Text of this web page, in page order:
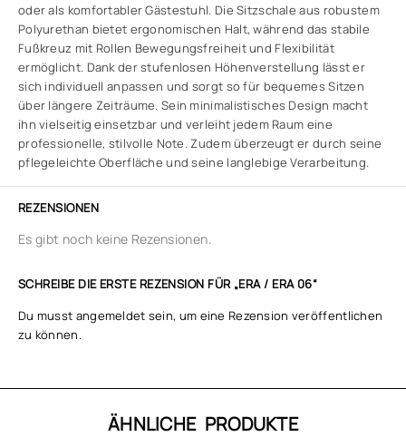
oder als komfortabler Gästestuhl. Die Sitzschale aus robustem
Polyurethan bietet ergonomischen Halt, während das stabile
Fußkreuz mit Rollen Bewegungsfreiheit und Flexibilität
ermöglicht. Dank der stufenlosen Höhenverstellung lässt er
sich individuell anpassen und sorgt so für bequemes Sitzen
über längere Zeiträume. Sein minimalistisches Design macht
ihn vielseitig einsetzbar und verleiht jedem Raum eine
professionelle, stilvolle Note. Zudem überzeugt er durch seine
pflegeleichte Oberfläche und seine langlebige Verarbeitung.
REZENSIONEN
Es gibt noch keine Rezensionen.
SCHREIBE DIE ERSTE REZENSION FÜR „ERA / ERA 06“
Du musst angemeldet sein, um eine Rezension veröffentlichen
zu können.
ÄHNLICHE PRODUKTE